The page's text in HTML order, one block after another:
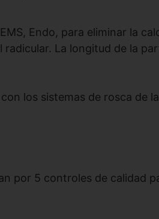
Endo, para eliminar la
La longitud de la
los sistemas de rosca de
por 5 controles de calidad